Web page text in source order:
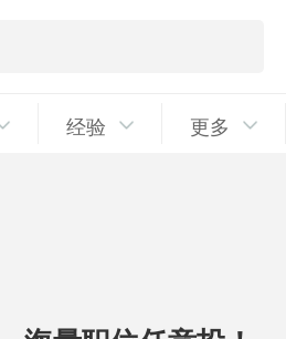
经验 更多